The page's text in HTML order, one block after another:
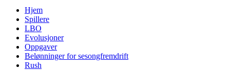
Hjem
Spillere
LBO
Evolusjoner
Oppgaver
Belønninger for sesongfremdrift
Rush